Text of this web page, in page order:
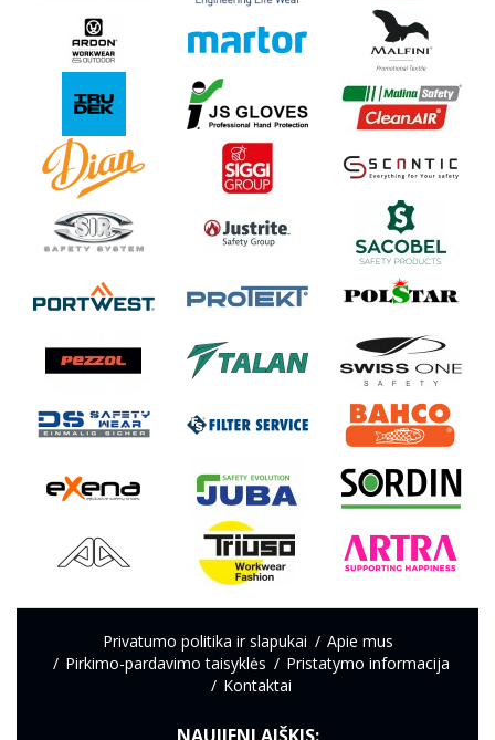
Privatumo politika ir slapukai
Apie mus
Pirkimo-pardavimo taisyklės
Pristatymo informacija
Kontaktai